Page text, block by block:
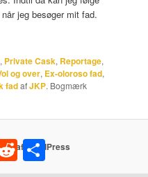
jeg besøger mit fad.
, Private Cask, Reportage,
og over, Ex-oloroso fad,
fadafJKP. Bogmærk
af WordPress
Reddit Share